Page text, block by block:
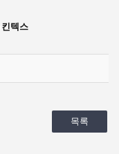
킨텍스
목록